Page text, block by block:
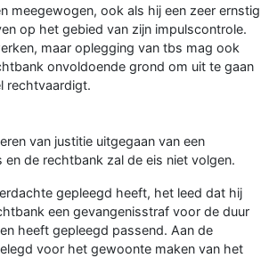
meegewogen, ook als hij een zeer ernstig
op het gebied van zijn impulscontrole.
maar oplegging van tbs mag ook
onvoldoende grond om uit te gaan
rechtvaardigt.
van justitie uitgegaan van een
de rechtbank zal de eis niet volgen.
gepleegd heeft, het leed dat hij
een gevangenisstraf voor de duur
heeft gepleegd passend. Aan de
voor het gewoonte maken van het